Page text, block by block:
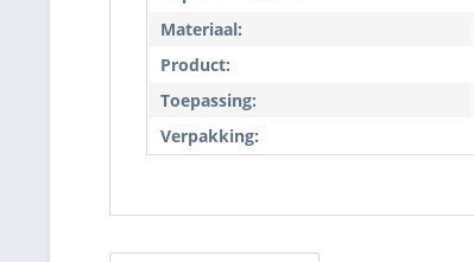
Materiaal:
Product:
Toepassing:
Verpakking: